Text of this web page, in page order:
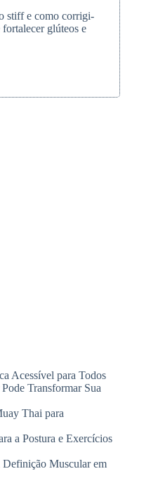
stiff e como corrigi-
glúteos e
Acessível para Todos
Transformar Sua
Thai para
a Postura e Exercícios
Definição Muscular em